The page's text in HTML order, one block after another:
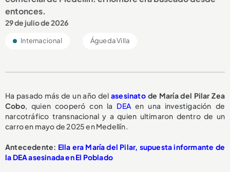
entonces.
29 de julio de 2026
Internacional Águeda Villa
Ha pasado más de un año delasesinatode María del Pilar Zea
Cobo, quien cooperó con la DEA en una investigación de
narcotráfico transnacional y a quien ultimaron dentro de un
carro en mayo de 2025 en Medellín.
Antecedente: Ella era María del Pilar, supuesta informante de
la DEA asesinada en El Poblado